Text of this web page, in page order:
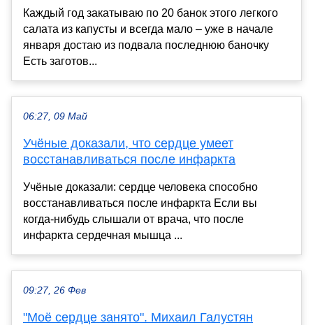
Каждый год закатываю по 20 банок этого легкого
салата из капусты и всегда мало – уже в начале
января достаю из подвала последнюю баночку
Есть заготов...
06:27, 09 Май
Учёные доказали, что сердце умеет
восстанавливаться после инфаркта
Учёные доказали: сердце человека способно
восстанавливаться после инфаркта Если вы
когда-нибудь слышали от врача, что после
инфаркта сердечная мышца ...
09:27, 26 Фев
"Моё сердце занято". Михаил Галустян